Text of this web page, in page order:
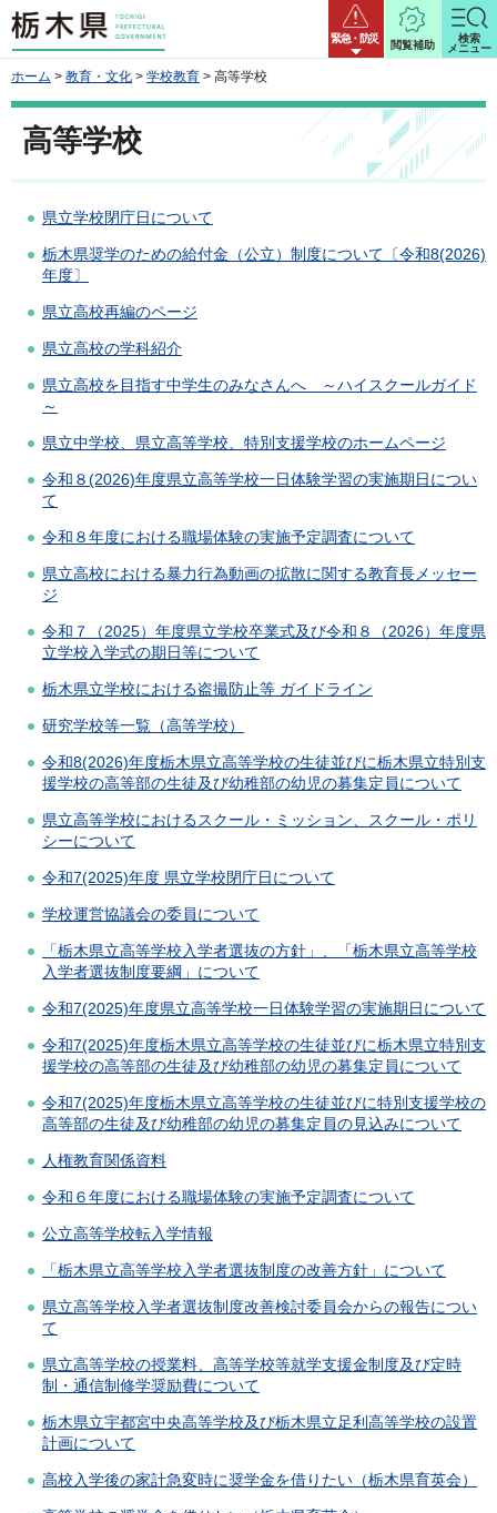
栃木県 緊急・防災
閲覧補助
検索
メニュー
ホーム > 教育・文化 > 学校教育 > 高等学校
高等学校
県立学校閉庁日について
栃木県奨学のための給付金（公立）制度について〔令和8(2026)
年度〕
県立高校再編のページ
県立高校の学科紹介
県立高校を目指す中学生のみなさんへ ～ハイスクールガイド
～
県立中学校、県立高等学校、特別支援学校のホームページ
令和８(2026)年度県立高等学校一日体験学習の実施期日につい
て
令和８年度における職場体験の実施予定調査について
県立高校における暴力行為動画の拡散に関する教育長メッセー
ジ
令和７（2025）年度県立学校卒業式及び令和８（2026）年度県
立学校入学式の期日等について
栃木県立学校における盗撮防止等 ガイドライン
研究学校等一覧（高等学校）
令和8(2026)年度栃木県立高等学校の生徒並びに栃木県立特別支
援学校の高等部の生徒及び幼稚部の幼児の募集定員について
県立高等学校におけるスクール・ミッション、スクール・ポリ
シーについて
令和7(2025)年度 県立学校閉庁日について
学校運営協議会の委員について
「栃木県立高等学校入学者選抜の方針」、「栃木県立高等学校
入学者選抜制度要綱」について
令和7(2025)年度県立高等学校一日体験学習の実施期日について
令和7(2025)年度栃木県立高等学校の生徒並びに栃木県立特別支
援学校の高等部の生徒及び幼稚部の幼児の募集定員について
令和7(2025)年度栃木県立高等学校の生徒並びに特別支援学校の
高等部の生徒及び幼稚部の幼児の募集定員の見込みについて
人権教育関係資料
令和６年度における職場体験の実施予定調査について
公立高等学校転入学情報
「栃木県立高等学校入学者選抜制度の改善方針」について
県立高等学校入学者選抜制度改善検討委員会からの報告につい
て
県立高等学校の授業料、高等学校等就学支援金制度及び定時
制・通信制修学奨励費について
栃木県立宇都宮中央高等学校及び栃木県立足利高等学校の設置
計画について
高校入学後の家計急変時に奨学金を借りたい（栃木県育英会）